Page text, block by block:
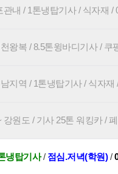
내 / 1톤냉탑기사 / 식자재 /
왕복 / 8.5톤윙바디기사 / 쿠
지역 / 1톤냉탑기사 / 식자재
강원도 / 기사 25톤 워킹카 /
냉탑기사/ 점심.저녁(학원)/